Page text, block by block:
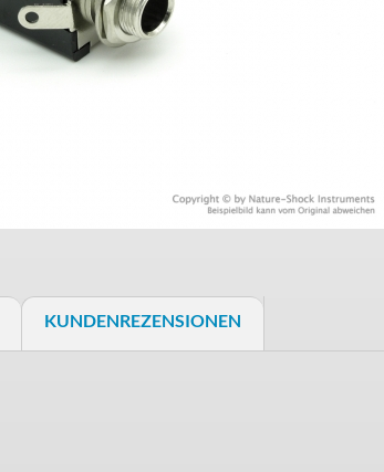
Schrauben & Federn
Halsbefestigung
KUNDENREZENSIONEN